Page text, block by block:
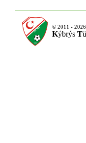
© 2011 -
Kýbrýs T